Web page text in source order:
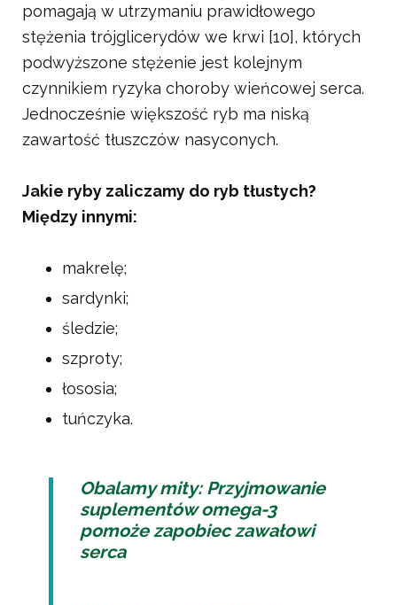
pomagają w utrzymaniu prawidłowego
stężenia trójglicerydów we krwi [10], których
podwyższone stężenie jest kolejnym
czynnikiem ryzyka choroby wieńcowej serca.
Jednocześnie większość ryb ma niską
zawartość tłuszczów nasyconych.
Jakie ryby zaliczamy do ryb tłustych?
Między innymi:
makrelę;
sardynki;
śledzie;
szproty;
łososia;
tuńczyka.
Obalamy mity: Przyjmowanie
suplementów omega-3
pomoże zapobiec zawałowi
serca